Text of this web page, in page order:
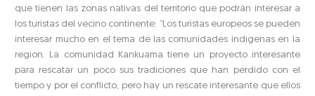
que tienen las zonas nativas del territorio que podrán interesar a
los turistas del vecino continente: “Los turistas europeos se pueden
interesar mucho en el tema de las comunidades indígenas en la
región. La comunidad Kankuama tiene un proyecto interesante
para rescatar un poco sus tradiciones que han perdido con el
tiempo y por el conflicto, pero hay un rescate interesante que ellos